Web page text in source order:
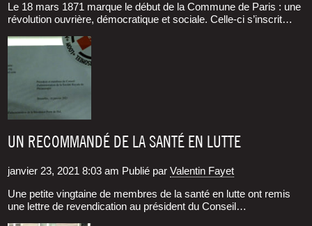
Le 18 mars 1871 marque le début de la Com­mune de Paris : une
révo­lu­tion ouvrière, démo­cra­tique et sociale. Celle-ci s’inscrit…
UN RECOMMANDÉ DE LA SANTÉ EN LUTTE
janvier 23, 2021 8:03 am Publié parValentin Fayet
Une petite ving­taine de membres de la san­té en lutte ont remis
une lettre de reven­di­ca­tion au pré­sident du Conseil…